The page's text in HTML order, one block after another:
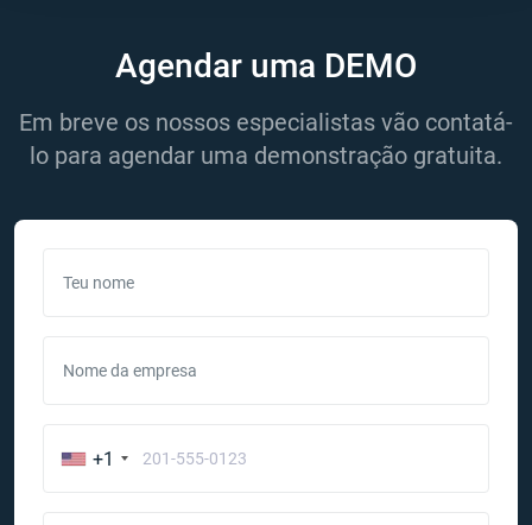
Agendar uma DEMO
Em breve os nossos especialistas vão contatá-
lo para agendar uma demonstração gratuita.
Teu nome
Nome da empresa
+1